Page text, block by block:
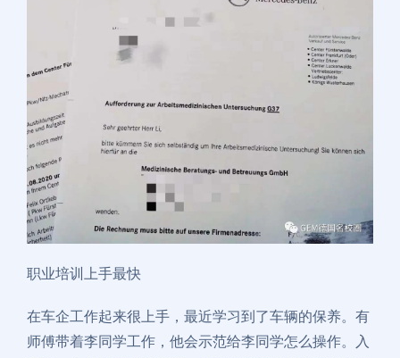
职业培训上手最快
在车企工作起来很上手，最近学习到了车辆的保养。有
师傅带着李同学工作，他会示范给李同学怎么操作。入